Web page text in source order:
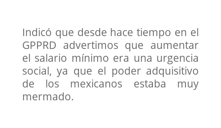
Indicó que desde hace tiempo en el
GPPRD advertimos que aumentar
el salario mínimo era una urgencia
social, ya que el poder adquisitivo
de los mexicanos estaba muy
mermado.